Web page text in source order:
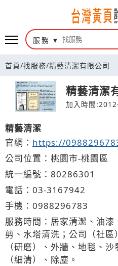
台灣黃頁
服務
首頁/找服務/精藝清潔有限公司
精藝清潔
加入時間
精藝清潔
官網： https://
公司位置：桃園市-桃園區
統一編號：80286301
電話： 03-31 67942
手機： 0988296783
服務時間：居家清潔、油
剪、水塔清洗；公司（社
（研磨）、外牆、地毯、
（細清）、除塵。